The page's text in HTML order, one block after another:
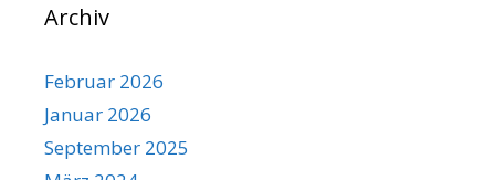
Archiv
Februar 2026
Januar 2026
September 2025